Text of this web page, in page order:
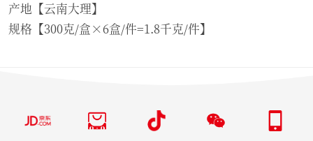
产地【云南大理】
规格【300克/盒×6盒/件=1.8千克/件】